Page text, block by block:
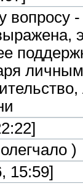
-
)
15:59]